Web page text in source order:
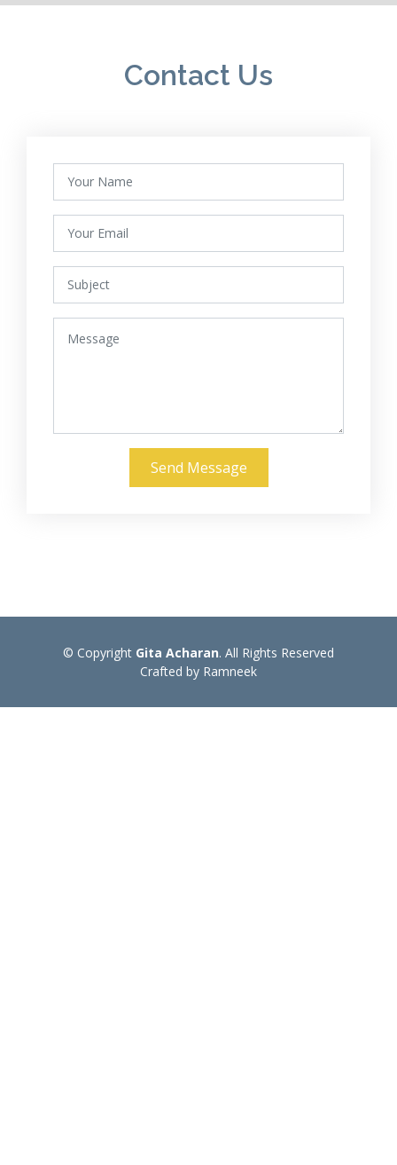
Contact Us
Send Message
© Copyright Gita Acharan. All Rights Reserved
Crafted by Ramneek